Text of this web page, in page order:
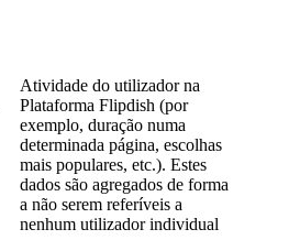
Atividade do utilizador na
Plataforma Flipdish (por
exemplo, duração numa
determinada página, escolhas
mais populares, etc.). Estes
dados são agregados de forma
a não serem referíveis a
nenhum utilizador individual